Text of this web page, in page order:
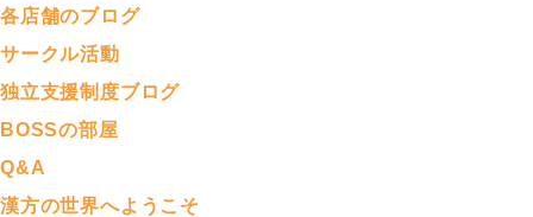
各店舗のブログ
サークル活動
独立支援制度ブログ
BOSSの部屋
Q&A
漢方の世界へようこそ